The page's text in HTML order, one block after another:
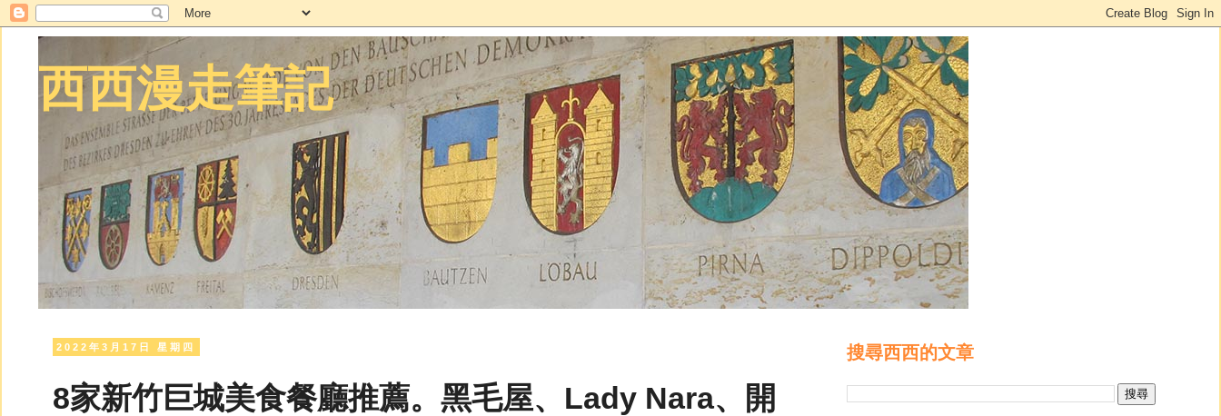
西西漫走筆記
2022年3月17日 星期四
8家新竹巨城美食餐廳推薦。黑毛屋、Lady Nara、開
搜尋西西的文章